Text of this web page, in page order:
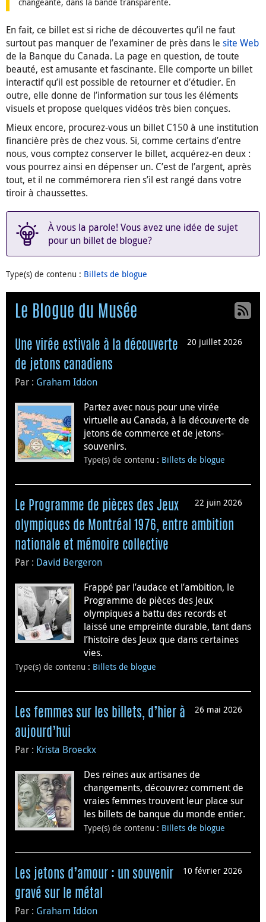
En fait, ce billet est si riche de découvertes qu’il ne faut
surtout pas manquer de l’examiner de près dans le site Web
de la Banque du Canada. La page en question, de toute
beauté, est amusante et fascinante. Elle comporte un billet
interactif qu’il est possible de retourner et d’étudier. En
outre, elle donne de l’information sur tous les éléments
visuels et propose quelques vidéos très bien conçues.
Mieux encore, procurez-vous un billet C150 à une institution
financière près de chez vous. Si, comme certains d’entre
nous, vous comptez conserver le billet, acquérez-en deux :
vous pourrez ainsi en dépenser un. C’est de l’argent, après
tout, et il ne commémorera rien s’il est rangé dans votre
tiroir à chaussettes.
À vous la parole! Vous avez une idée de sujet
pour un billet de blogue?
Type(s) de contenu : Billets de blogue
Le Blogue du Musée
20 juillet 2026
Une virée estivale à la découverte
de jetons canadiens
Par : Graham Iddon
Partez avec nous pour une virée
virtuelle au Canada, à la découverte de
jetons de commerce et de jetons-
souvenirs.
Type(s) de contenu : Billets de blogue
22 juin 2026
Le Programme de pièces des Jeux
olympiques de Montréal 1976, entre ambition
nationale et mémoire collective
Par : David Bergeron
Frappé par l’audace et l’ambition, le
Programme de pièces des Jeux
olympiques a battu des records et
laissé une empreinte durable, tant dans
l’histoire des Jeux que dans certaines
vies.
Type(s) de contenu : Billets de blogue
26 mai 2026
Les femmes sur les billets, d’hier à
aujourd’hui
Par : Krista Broeckx
Des reines aux artisanes de
changements, découvrez comment de
vraies femmes trouvent leur place sur
les billets de banque du monde entier.
Type(s) de contenu : Billets de blogue
10 février 2026
Les jetons d’amour : un souvenir
gravé sur le métal
Par : Graham Iddon